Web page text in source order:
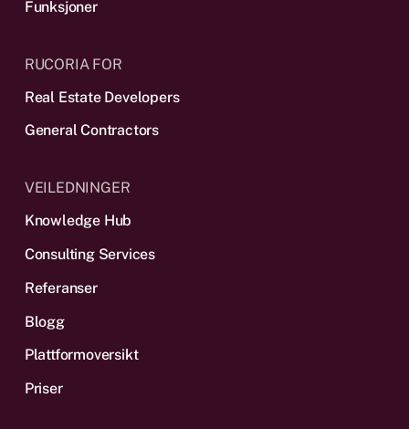
Funksjoner
RUCORIA FOR
Real Estate Developers
General Contractors
VEILEDNINGER
Knowledge Hub
Consulting Services
Referanser
Blogg
Plattform­oversikt
Priser